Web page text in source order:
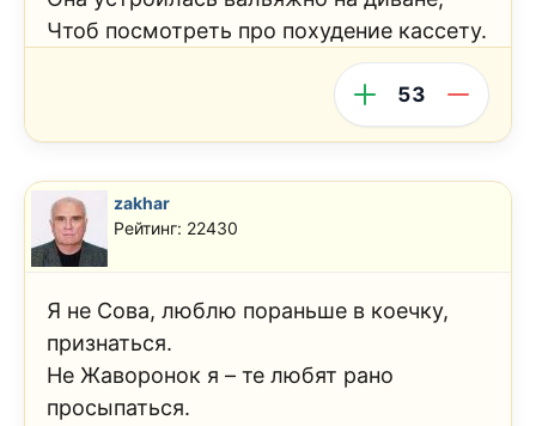
Чтоб посмотреть про похудение кассету.
53
zakhar
Рейтинг: 22430
Я не Сова, люблю пораньше в коечку,
признаться.
Не Жаворонок я – те любят рано
просыпаться.